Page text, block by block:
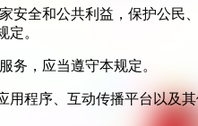
安全和公共利益，保护公
定。
务，应当遵守本规定。
程序、互动传播平台以及